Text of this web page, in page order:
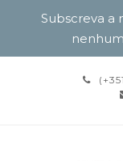
Subscreva a